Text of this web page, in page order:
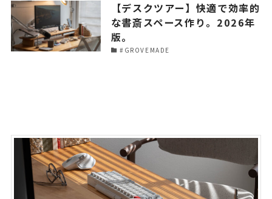
【デスクツアー】快適で効率的
な書斎スペース作り。2026年
版。
#GROVEMADE